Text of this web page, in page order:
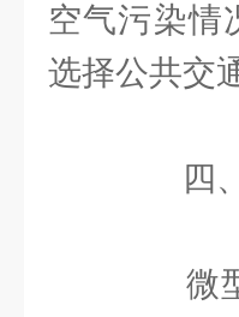
空气污染情
选择公共交
四、
微型